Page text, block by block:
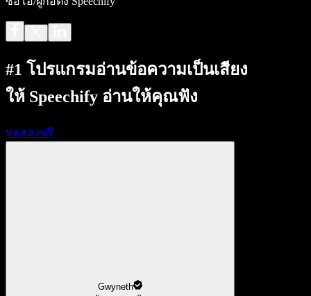
#1 โปรแกรมอ่านข้อความเป็นเสียง
ให้ Speechify อ่านให้คุณฟัง
ทดลองฟรี
Gwyneth